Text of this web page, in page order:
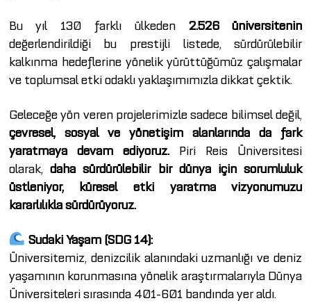
Bu yıl 130 farklı ülkeden 2.526 üniversitenin
değerlendirildiği bu prestijli listede, sürdürülebilir
kalkınma hedeflerine yönelik yürüttüğümüz çalışmalar
ve toplumsal etki odaklı yaklaşımımızla dikkat çektik.
Geleceğe yön veren projelerimizle sadece bilimsel değil,
çevresel, sosyal ve yönetişim alanlarında da fark
yaratmaya devam ediyoruz.Piri Reis Üniversitesi
olarak, daha sürdürülebilir bir dünya için sorumluluk
üstleniyor, küresel etki yaratma vizyonumuzu
kararlılıkla sürdürüyoruz.
Sudaki Yaşam (SDG 14):
Üniversitemiz, denizcilik alanındaki uzmanlığı ve deniz
yaşamının korunmasına yönelik araştırmalarıyla Dünya
Üniversiteleri sırasında 401-601 bandında yer aldı.